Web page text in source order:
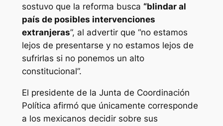
sostuvo que la reforma busca “blindar al
país de posibles intervenciones
extranjeras”, al advertir que “no estamos
lejos de presentarse y no estamos lejos de
sufrirlas si no ponemos un alto
constitucional”.
El presidente de la Junta de Coordinación
Política afirmó que únicamente corresponde
a los mexicanos decidir sobre sus